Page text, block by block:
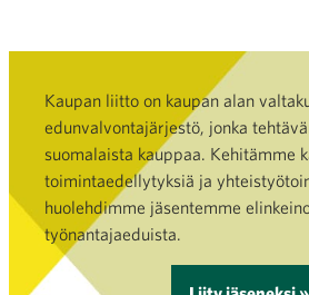
Kaupan liitto on kaupan alan
edunvalvontajärjestö, jonka
suomalaista kauppaa. Kehitämme
toimintaedellytyksiä ja
huolehdimme jäsentemme
työnantajaeduista.